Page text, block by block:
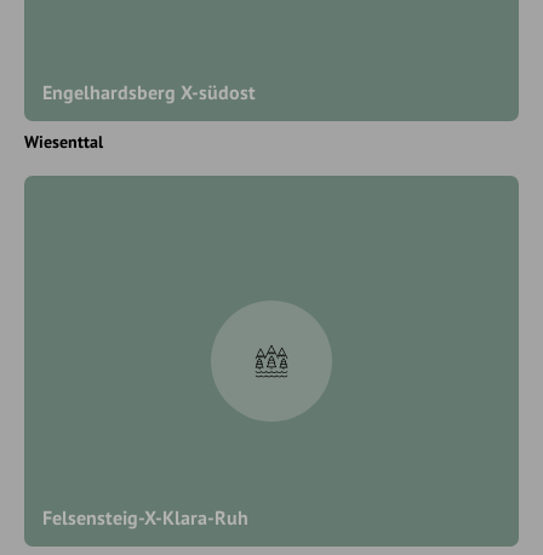
Engelhardsberg X-südost
Wiesenttal
Felsensteig-X-Klara-Ruh